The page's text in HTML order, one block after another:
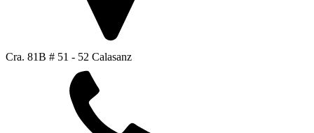
Cra. 81B # 51 - 52 Calasanz